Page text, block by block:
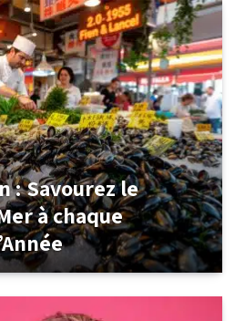
: Savourez le
à chaque